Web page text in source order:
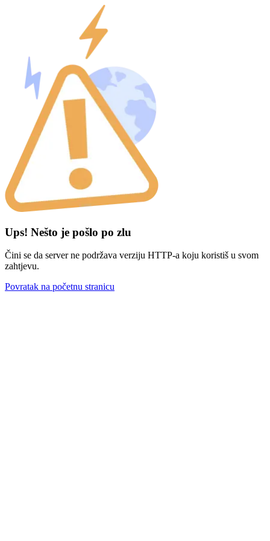
Ups! Nešto je pošlo po zlu
Čini se da server ne podržava verziju HTTP-a koju koristiš u svom
zahtjevu.
Povratak na početnu stranicu